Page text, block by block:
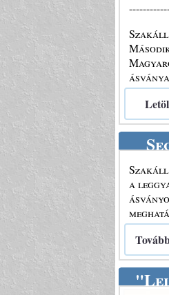
Szakáll
Szakáll
a